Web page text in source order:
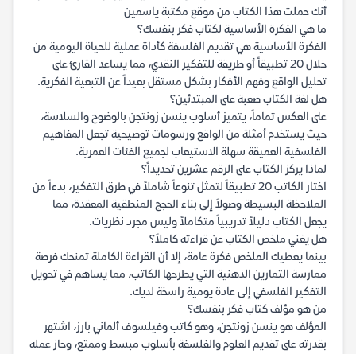
أنك حملت هذا الكتاب من موقع مكتبة ياسمين
ما هي الفكرة الأساسية لكتاب فكر بنفسك؟
الفكرة الأساسية هي تقديم الفلسفة كأداة عملية للحياة اليومية من
خلال 20 تطبيقاً أو طريقة للتفكير النقدي، مما يساعد القارئ على
تحليل الواقع وفهم الأفكار بشكل مستقل بعيداً عن التبعية الفكرية.
هل لغة الكتاب صعبة على المبتدئين؟
على العكس تماماً، يتميز أسلوب ينسن زونتجن بالوضوح والسلاسة،
حيث يستخدم أمثلة من الواقع ورسومات توضيحية تجعل المفاهيم
الفلسفية العميقة سهلة الاستيعاب لجميع الفئات العمرية.
لماذا يركز الكتاب على الرقم عشرين تحديداً؟
اختار الكاتب 20 تطبيقاً لتمثل تنوعاً شاملاً في طرق التفكير، بدءاً من
الملاحظة البسيطة وصولاً إلى بناء الحجج المنطقية المعقدة، مما
يجعل الكتاب دليلاً تدريبياً متكاملاً وليس مجرد نظريات.
هل يغني ملخص الكتاب عن قراءته كاملاً؟
بينما يعطيك الملخص فكرة عامة، إلا أن القراءة الكاملة تمنحك فرصة
ممارسة التمارين الذهنية التي يطرحها الكاتب، مما يساهم في تحويل
التفكير الفلسفي إلى عادة يومية راسخة لديك.
من هو مؤلف كتاب فكر بنفسك؟
المؤلف هو ينسن زونتجن، وهو كاتب وفيلسوف ألماني بارز، اشتهر
بقدرته على تقديم العلوم والفلسفة بأسلوب مبسط وممتع، وحاز عمله